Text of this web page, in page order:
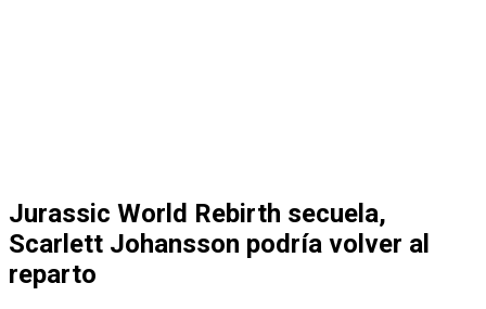
Jurassic World Rebirth secuela,
Scarlett Johansson podría volver al
reparto